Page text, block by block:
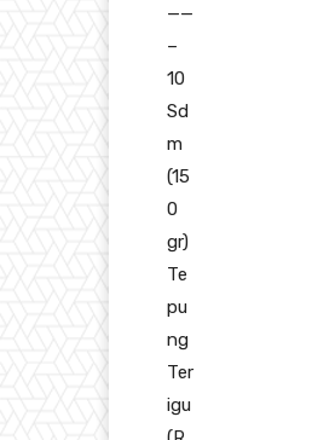
——
–
10
Sd
m
(15
0
gr)
Te
pu
ng
Ter
igu